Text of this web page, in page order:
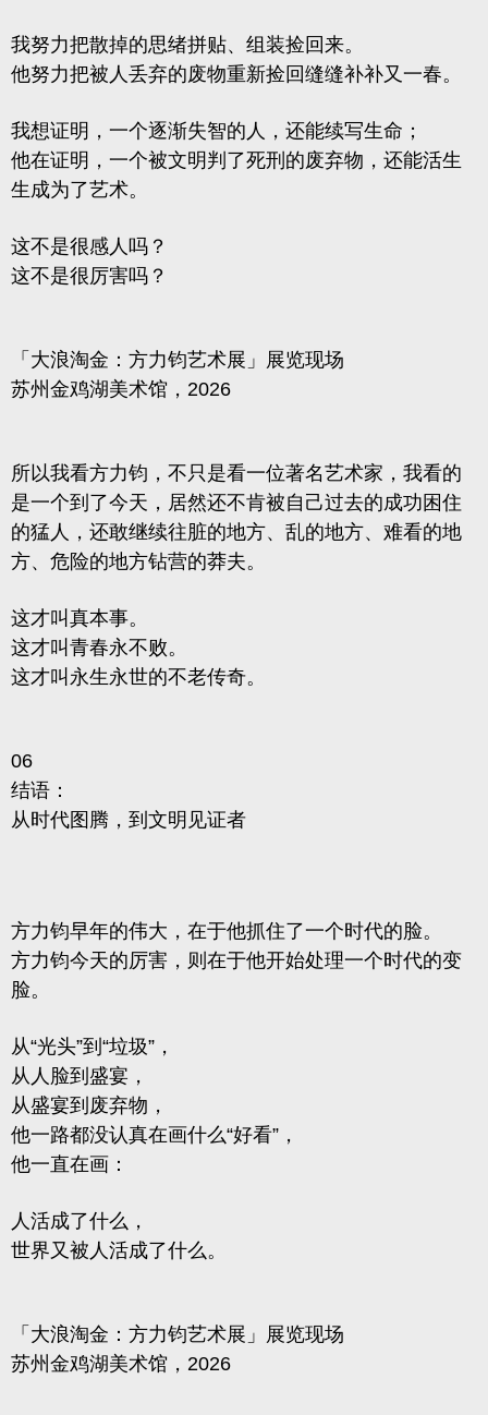
我努力把散掉的思绪拼贴、组装捡回来。
他努力把被人丢弃的废物重新捡回缝缝补补又一春。
我想证明，一个逐渐失智的人，还能续写生命；
他在证明，一个被文明判了死刑的废弃物，还能活生
生成为了艺术。
这不是很感人吗？
这不是很厉害吗？
「大浪淘金：方力钧艺术展」展览现场
苏州金鸡湖美术馆，2026
所以我看方力钧，不只是看一位著名艺术家，我看的
是一个到了今天，居然还不肯被自己过去的成功困住
的猛人，还敢继续往脏的地方、乱的地方、难看的地
方、危险的地方钻营的莽夫。
这才叫真本事。
这才叫青春永不败。
这才叫永生永世的不老传奇。
06
结语：
从时代图腾，到文明见证者
方力钧早年的伟大，在于他抓住了一个时代的脸。
方力钧今天的厉害，则在于他开始处理一个时代的变
脸。
从“光头”到“垃圾”，
从人脸到盛宴，
从盛宴到废弃物，
他一路都没认真在画什么“好看”，
他一直在画：
人活成了什么，
世界又被人活成了什么。
「大浪淘金：方力钧艺术展」展览现场
苏州金鸡湖美术馆，2026